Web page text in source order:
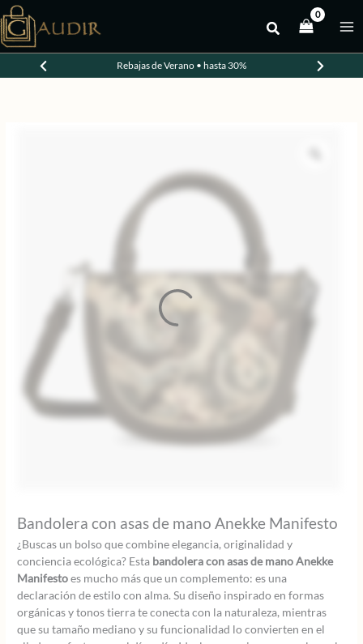
al
contenido
Rebajas de Verano • hasta 30%
-20%
Bandolera con asas de mano Anekke Manifesto
¿Buscas un bolso que combine elegancia, originalidad y
conciencia ecológica? Esta bandolera con asas de mano Anekke
Manifestoes mucho más que un complemento: es una
declaración de estilo con alma. Su diseño inspirado en formas
orgánicas y tonos tierra te conecta con la naturaleza, mientras
que su tamaño mediano y su funcionalidad lo convierten en el